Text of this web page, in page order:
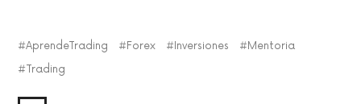
AprendeTrading Forex Inversiones
Mentoria
Trading